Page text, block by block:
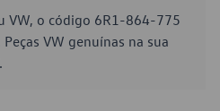
VW, o código 6R1-864-775
VW genuínas na sua